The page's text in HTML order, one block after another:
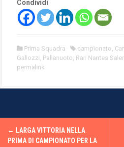
Condividi
Prima Squadra campionato,
Gallozzi, Pallanuoto, Rari Nantes
permalink
P← LARGA VITTORIA NELLA
PRIMA DI CAMPIONATO PER LA